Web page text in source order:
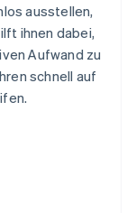
ausstellen,
ihnen dabei,
Aufwand zu
schnell auf